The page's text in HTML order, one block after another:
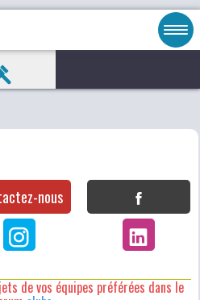
nous
de vos équipes préférées dans le